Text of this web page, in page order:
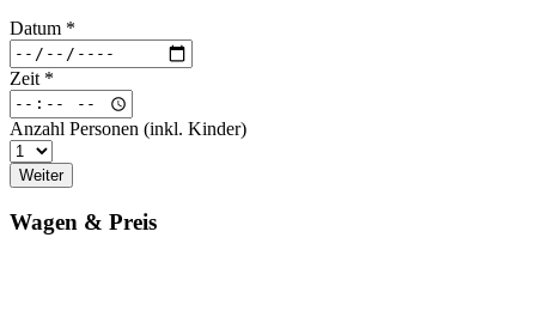
Datum *
Zeit *
Anzahl Personen (inkl. Kinder)
Weiter
Wagen & Preis